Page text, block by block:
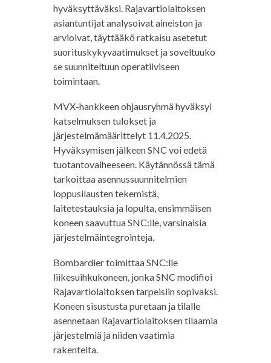
hyväksyttäväksi. Rajavartiolaitoksen
asiantuntijat analysoivat aineiston ja
arvioivat, täyttääkö ratkaisu asetetut
suorituskykyvaatimukset ja soveltuuko
se suunniteltuun operatiiviseen
toimintaan.
MVX-hankkeen ohjausryhmä hyväksyi
katselmuksen tulokset ja
järjestelmämäärittelyt 11.4.2025.
Hyväksymisen jälkeen SNC voi edetä
tuotantovaiheeseen. Käytännössä tämä
tarkoittaa asennussuunnitelmien
loppusilausten tekemistä,
laitetestauksia ja lopulta, ensimmäisen
koneen saavuttua SNC:lle, varsinaisia
järjestelmäintegrointeja.
Bombardier toimittaa SNC:lle
liikesuihkukoneen, jonka SNC modifioi
Rajavartiolaitoksen tarpeisiin sopivaksi.
Koneen sisustusta puretaan ja tilalle
asennetaan Rajavartiolaitoksen tilaamia
järjestelmiä ja niiden vaatimia
rakenteita.